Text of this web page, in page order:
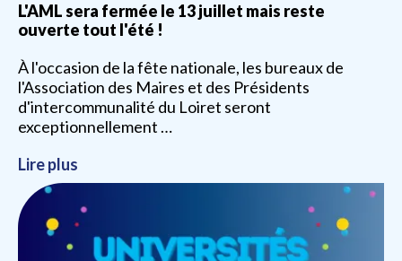
L'AML sera fermée le 13 juillet mais reste
ouverte tout l'été !
À l'occasion de la fête nationale, les bureaux de
l'Association des Maires et des Présidents
d'intercommunalité du Loiret seront
exceptionnellement …
Lire plus